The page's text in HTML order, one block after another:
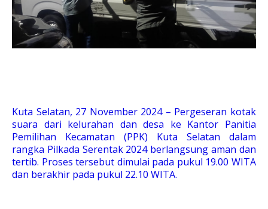
Kuta Selatan, 27 November 2024 – Pergeseran kotak
suara dari kelurahan dan desa ke Kantor Panitia
Pemilihan Kecamatan (PPK) Kuta Selatan dalam
rangka Pilkada Serentak 2024 berlangsung aman dan
tertib. Proses tersebut dimulai pada pukul 19.00 WITA
dan berakhir pada pukul 22.10 WITA.